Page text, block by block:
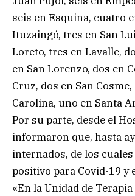
seis en Esquina, cuatro
Ituzaingó, tres en San
Loreto, tres en Lavalle,
en San Lorenzo, dos en
Cruz, dos en San
Carolina, uno en Santa
Por su parte, desde el
informaron que, hasta
internados, de los
positivo para Covid-19 y
«En la Unidad de